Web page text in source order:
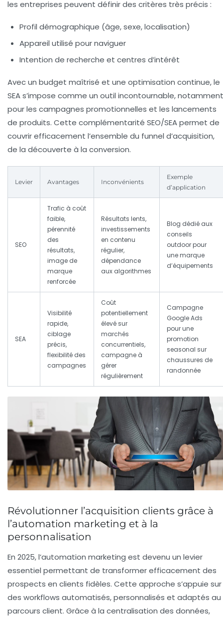
les entreprises peuvent définir des critères très précis :
Profil démographique (âge, sexe, localisation)
Appareil utilisé pour naviguer
Intention de recherche et centres d’intérêt
Avec un budget maîtrisé et une optimisation continue, le
SEA s’impose comme un outil incontournable, notamment
pour les campagnes promotionnelles et les lancements
de produits. Cette complémentarité SEO/SEA permet de
couvrir efficacement l’ensemble du funnel d’acquisition,
de la découverte à la conversion.
Levier Avantages Inconvénients
Exemple
d’application
SEO
Trafic à coût
faible,
pérennité
des
résultats,
image de
marque
renforcée
Résultats lents,
investissements
en contenu
régulier,
dépendance
aux algorithmes
Blog dédié aux
conseils
outdoor pour
une marque
d’équipements
SEA
Visibilité
rapide,
ciblage
précis,
flexibilité des
campagnes
Coût
potentiellement
élevé sur
marchés
concurrentiels,
campagne à
gérer
régulièrement
Campagne
Google Ads
pour une
promotion
seasonal sur
chaussures de
randonnée
Révolutionner l’acquisition clients grâce à
l’automation marketing et à la
personnalisation
En 2025, l’automation marketing est devenu un levier
essentiel permettant de transformer efficacement des
prospects en clients fidèles. Cette approche s’appuie sur
des workflows automatisés, personnalisés et adaptés au
parcours client. Grâce à la centralisation des données,